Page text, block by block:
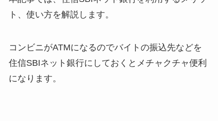
ト、使い方を解説します。
コンビニがATMになるのでバイトの振込先などを
住信SBIネット銀行にしておくとメチャクチャ便利
になります。